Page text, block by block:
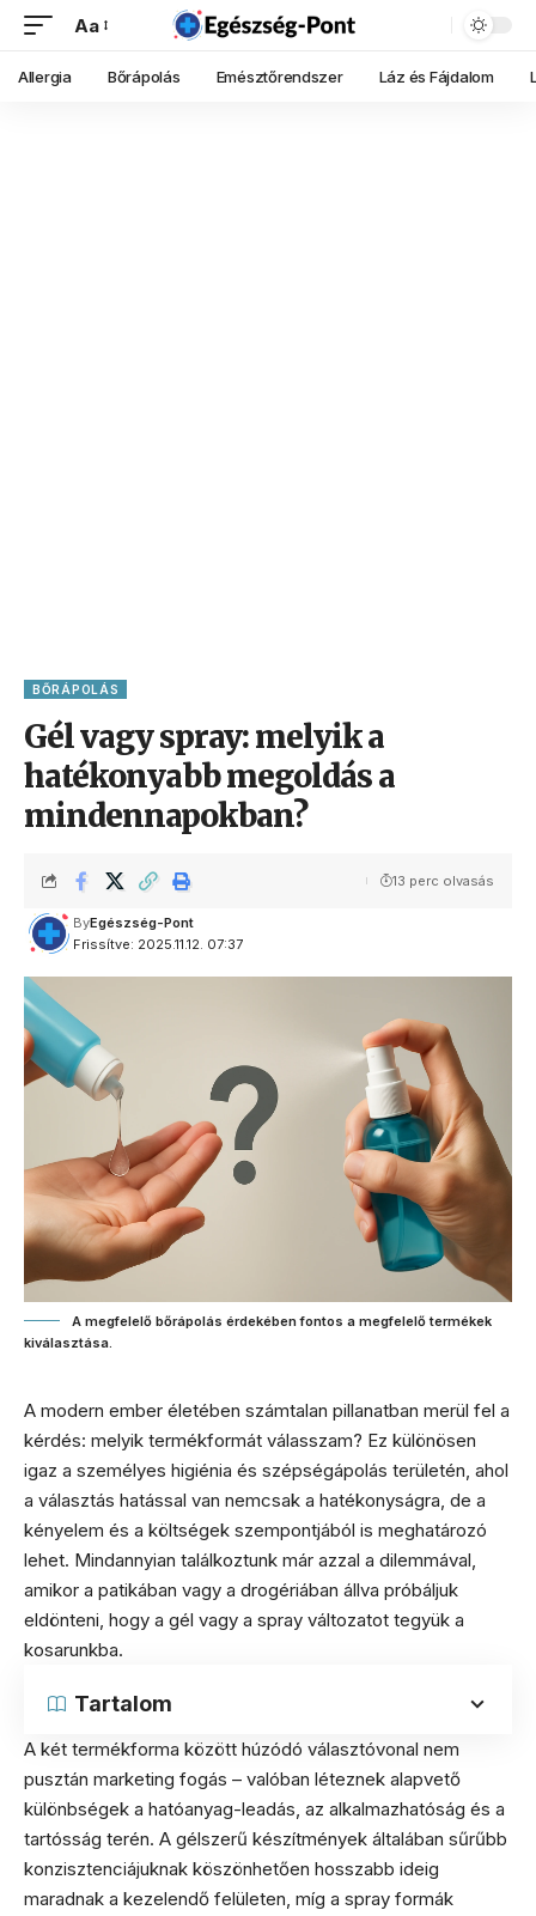
Aa
Allergia Bőrápolás Emésztőrendszer Láz és Fájdalom
BŐRÁPOLÁS
Gél vagy spray: melyik a
hatékonyabb megoldás a
mindennapokban?
Frissítve: 2025.11.12. 07:37
ByEgészség-Pont
13 perc olvasás
A megfelelő bőrápolás érdekében fontos a megfelelő termékek
kiválasztása.
A modern ember életében számtalan pillanatban merül fel a
kérdés: melyik termékformát válasszam? Ez különösen
igaz a személyes higiénia és szépségápolás területén, ahol
a választás hatással van nemcsak a hatékonyságra, de a
kényelem és a költségek szempontjából is meghatározó
lehet. Mindannyian találkoztunk már azzal a dilemmával,
amikor a patikában vagy a drogériában állva próbáljuk
eldönteni, hogy a gél vagy a spray változatot tegyük a
kosarunkba.
Tartalom
A két termékforma között húzódó választóvonal nem
pusztán marketing fogás – valóban léteznek alapvető
különbségek a hatóanyag-leadás, az alkalmazhatóság és a
tartósság terén. A gélszerű készítmények általában sűrűbb
konzisztenciájuknak köszönhetően hosszabb ideig
maradnak a kezelendő felületen, míg a spray formák